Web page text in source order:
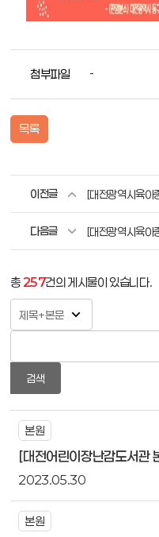
첨부파일 -
목록
이전글 [대전광역시육아
다음글
총257건의 게시물이 있습니다.
검색
본원
[대전어린이장난감도서관
2023.05.30
본원